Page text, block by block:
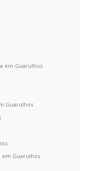
em Guarulhos
Guarulhos
em Guarulhos